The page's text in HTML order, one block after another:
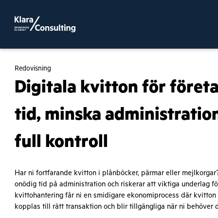
Redovisning
Digitala kvitton för
tid, minska
full kontroll
Har ni fortfarande kvitton i plånböcker, pärmar eller
onödig tid på administration och riskerar att viktiga underlag
kvittohantering får ni en smidigare ekonomiprocess där
kopplas till rätt transaktion och blir tillgängliga när ni behöver